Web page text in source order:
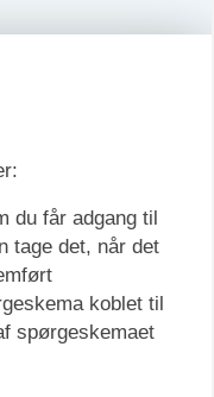
du får adgang til
tage det, når det
koblet til
spørgeskemaet